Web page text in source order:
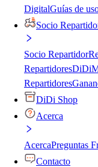
DigitalGuías de
Socio
Socio Repartidor
Repartidores
Repartidores
DiDi Shop
Acerca
AcercaPreguntas
Contacto